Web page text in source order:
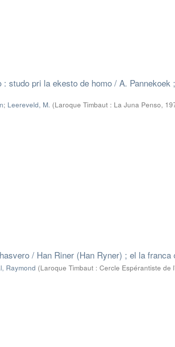
: studo pri la ekesto de homo / A. Pannekoek
; Leereveld, M. (Laroque Timbaut : La Juna Penso,
/ Han Riner (Han Ryner) ; el la franca
Raymond (Laroque Timbaut : Cercle Espérantiste de